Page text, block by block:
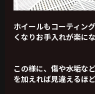
ホイールもコーティン
くなりお手入れが楽にな
この様に、傷や水垢な
を加えれば見違えるほ